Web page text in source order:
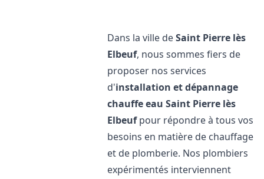
Dans la ville deSaint Pierre lès
Elbeuf, nous sommes fiers de
proposer nos services
d'installation et dépannage
chauffe eau Saint Pierre lès
Elbeufpour répondre à tous vos
besoins en matière de chauffage
et de plomberie. Nos plombiers
expérimentés interviennent